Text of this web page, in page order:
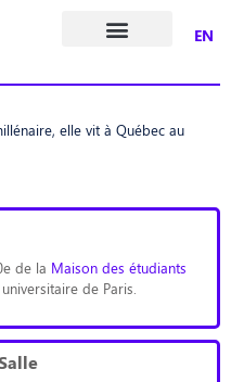
EN
elle vit à Québec au
de la Maison des étudiants
de Paris.